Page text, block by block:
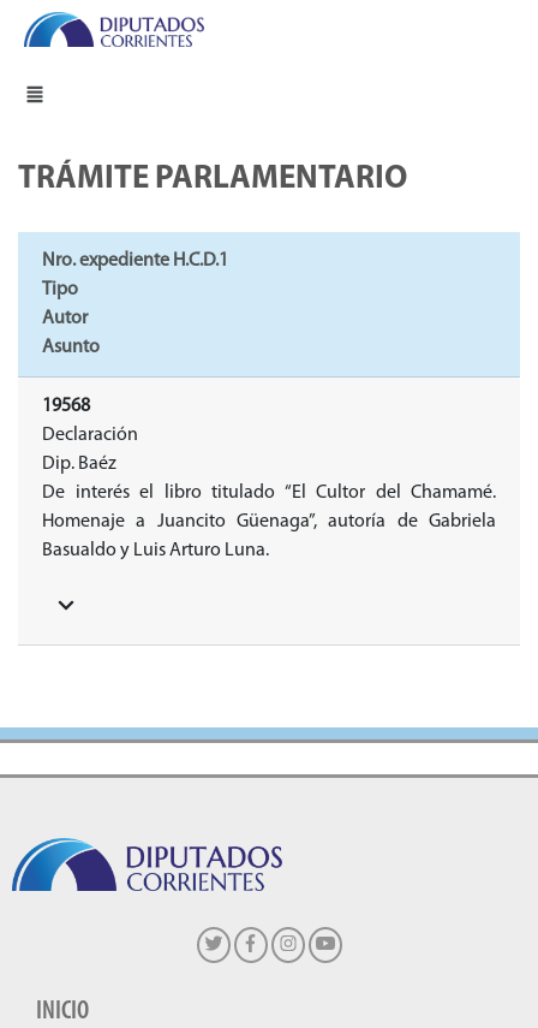
TRÁMITE PARLAMENTARIO
Nro. expediente H.C.D.1
Tipo
Autor
Asunto
19568
Declaración
Dip. Baéz
De interés el libro titulado “El Cultor del Chamamé.
Homenaje a Juancito Güenaga”, autoría de Gabriela
Basualdo y Luis Arturo Luna.
INICIO